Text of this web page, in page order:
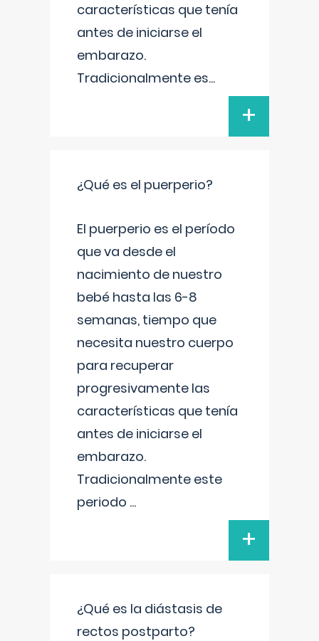
características que tenía
antes de iniciarse el
embarazo.
Tradicionalmente es...
+
¿Qué es el puerperio?
El puerperio es el período
que va desde el
nacimiento de nuestro
bebé hasta las 6-8
semanas, tiempo que
necesita nuestro cuerpo
para recuperar
progresivamente las
características que tenía
antes de iniciarse el
embarazo.
Tradicionalmente este
periodo ...
+
¿Qué es la diástasis de
rectos postparto?